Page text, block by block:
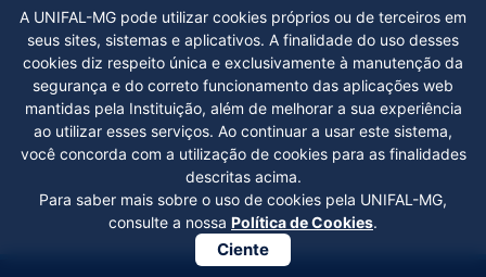
A UNIFAL-MG pode utilizar cookies próprios ou de terceiros em
seus sites, sistemas e aplicativos. A finalidade do uso desses
cookies diz respeito única e exclusivamente à manutenção da
segurança e do correto funcionamento das aplicações web
mantidas pela Instituição, além de melhorar a sua experiência
ao utilizar esses serviços. Ao continuar a usar este sistema,
você concorda com a utilização de cookies para as finalidades
descritas acima.
Para saber mais sobre o uso de cookies pela UNIFAL-MG,
consulte a nossa Política de Cookies.
Ciente